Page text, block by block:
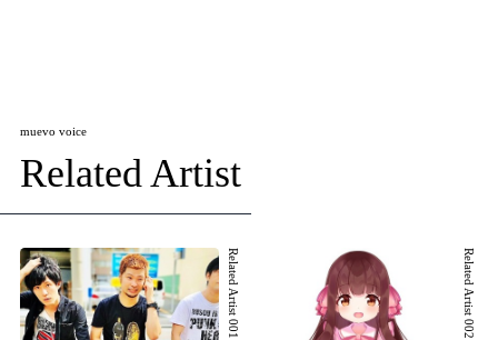
muevo voice
Related Artist
Related Artist 001 Related Artist 002